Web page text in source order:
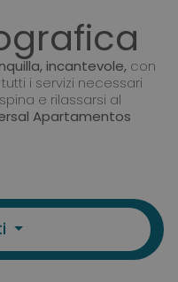
incantevole, con
i servizi necessari
e rilassarsi al
Apartamentos